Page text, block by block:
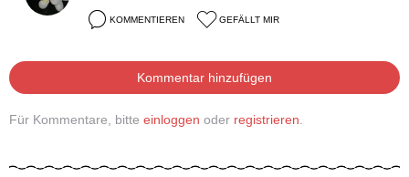
KOMMENTIEREN GEFÄLLT MIR
Kommentar hinzufügen
Für Kommentare, bitte einloggen oder registrieren